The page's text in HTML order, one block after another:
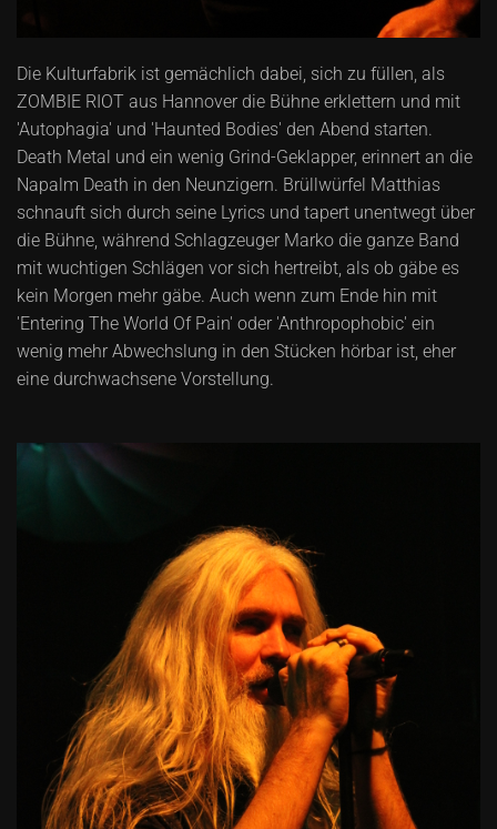
Die Kulturfabrik ist gemächlich dabei, sich zu füllen, als
ZOMBIE RIOT aus Hannover die Bühne erklettern und mit
'Autophagia' und 'Haunted Bodies' den Abend starten.
Death Metal und ein wenig Grind-Geklapper, erinnert an die
Napalm Death in den Neunzigern. Brüllwürfel Matthias
schnauft sich durch seine Lyrics und tapert unentwegt über
die Bühne, während Schlagzeuger Marko die ganze Band
mit wuchtigen Schlägen vor sich hertreibt, als ob gäbe es
kein Morgen mehr gäbe. Auch wenn zum Ende hin mit
'Entering The World Of Pain' oder 'Anthropophobic' ein
wenig mehr Abwechslung in den Stücken hörbar ist, eher
eine durchwachsene Vorstellung.